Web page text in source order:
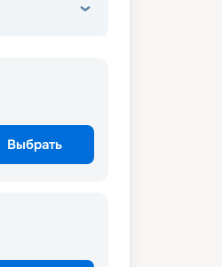
Выбрать